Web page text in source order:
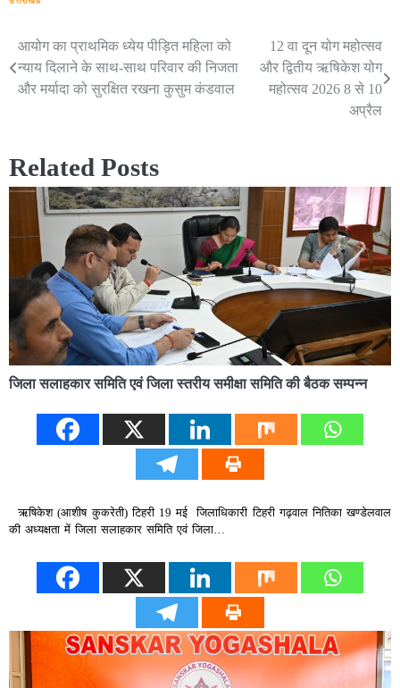
Post
navigation
आयोग का प्राथमिक ध्येय पीड़ित महिला को
न्याय दिलाने के साथ-साथ परिवार की निजता
और मर्यादा को सुरक्षित रखना कुसुम कंडवाल
12 वा दून योग महोत्सव
और द्वितीय ऋषिकेश योग
महोत्सव 2026 8 से 10
अप्रैल
Related Posts
जिला सलाहकार समिति एवं जिला स्तरीय समीक्षा समिति की बैठक सम्पन्न
ऋषिकेश (आशीष कुकरेती) टिहरी 19 मई जिलाधिकारी टिहरी गढ़वाल नितिका खण्डेलवाल
की अध्यक्षता में जिला सलाहकार समिति एवं जिला…